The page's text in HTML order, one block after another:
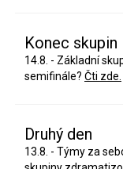
Konec skupin
14.8. - Základní
semifinále? Čti zde.
Druhý den
13.8. - Týmy za